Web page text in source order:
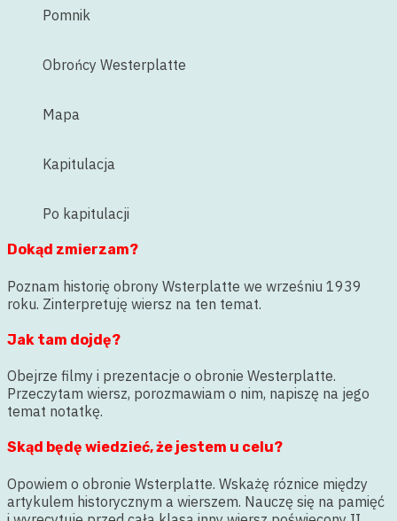
Pomnik
Obrońcy Westerplatte
Mapa
Kapitulacja
Po kapitulacji
Dokąd zmierzam?
Poznam historię obrony Wsterplatte we wrześniu 1939
roku. Zinterpretuję wiersz na ten temat.
Jak tam dojdę?
Obejrze filmy i prezentacje o obronie Westerplatte.
Przeczytam wiersz, porozmawiam o nim, napiszę na jego
temat notatkę.
Skąd będę wiedzieć, że jestem u celu?
Opowiem o obronie Wsterplatte. Wskażę róznice między
artykulem historycznym a wierszem. Nauczę się na pamięć